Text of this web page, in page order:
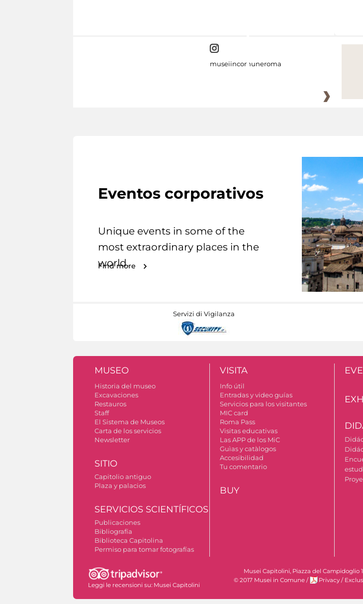
museiincomuneroma
Eventos corporativos
Unique events in some of the
most extraordinary places in the
world.
Find more
Servizi di Vigilanza
MUSEO
Historia del museo
Excavaciones
Restauros
Staff
El Sistema de Museos
Carta de los servicios
Newsletter
SITIO
Capitolio antiguo
Plaza y palacios
SERVICIOS SCIENTÍFICOS
Publicaciones
Bibliografía
Biblioteca Capitolina
Permiso para tomar fotografías
VISITA
Info útil
Entradas y video guías
Servicios para los visitantes
MIC card
Roma Pass
Visitas educativas
Las APP de los MiC
Guìas y catàlogos
Accesibilidad
Tu comentario
BUY
Leggi le recensioni su: Musei Capitolini
Musei Capitolini, Piazza del Campidoglio
© 2017 Musei in Comune / Privacy /